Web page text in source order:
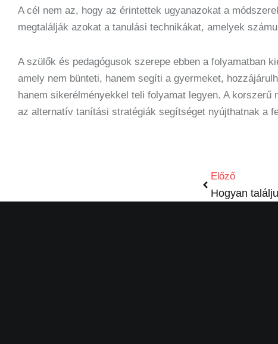
A cél nem az, hogy az érintettek ugyanazokat a
megtalálják azokat a tanulási technikákat, amelyek
A szülők és pedagógusok szerepe ebben a folyamatban
amely nem bünteti, hanem segíti a gyermeket,
hanem sikerélményekkel teli folyamat legyen. A
az alternatív tanítási stratégiák segítséget nyújthatnak a
Előző